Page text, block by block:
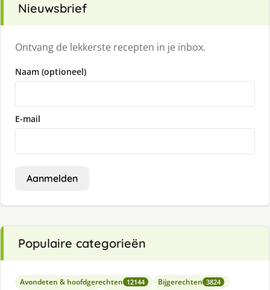
Nieuwsbrief
Ontvang de lekkerste recepten in je inbox.
Naam (optioneel)
E-mail
Aanmelden
Populaire categorieën
Avondeten & hoofdgerechten 12144 Bijgerechten 3824